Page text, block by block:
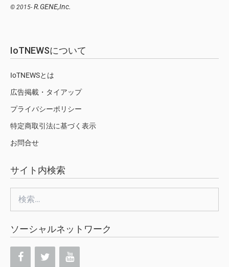
© 2015- R.GENE,Inc.
IoTNEWSについて
IoTNEWSとは
広告掲載・タイアップ
プライバシーポリシー
特定商取引法に基づく表示
お問合せ
サイト内検索
索:
ソーシャルネットワーク